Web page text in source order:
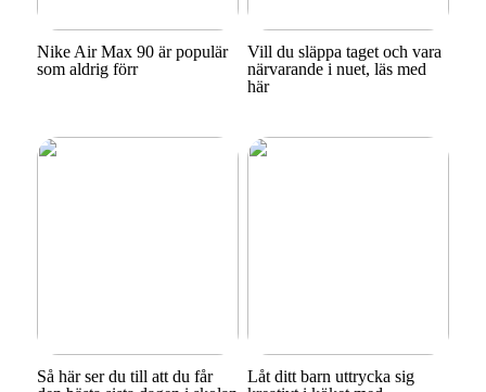
Nike Air Max 90 är populär
som aldrig förr
Vill du släppa taget och vara
närvarande i nuet, läs med
här
Så här ser du till att du får
Låt ditt barn uttrycka sig